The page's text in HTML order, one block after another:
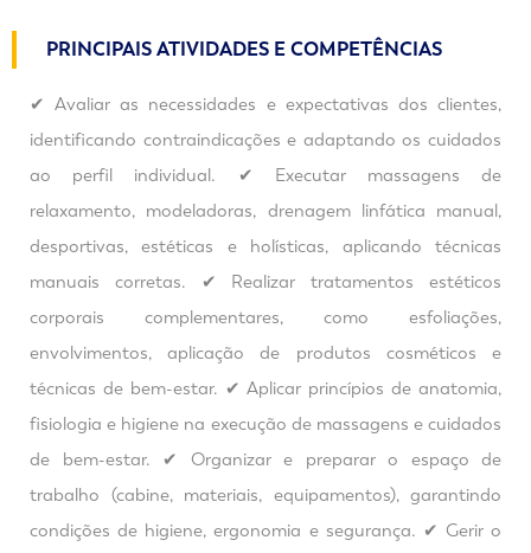
PRINCIPAIS ATIVIDADES E COMPETÊNCIAS
✔ Avaliar as necessidades e expectativas dos clientes,
identificando contraindicações e adaptando os cuidados
ao perfil individual. ✔ Executar massagens de
relaxamento, modeladoras, drenagem linfática manual,
desportivas, estéticas e holísticas, aplicando técnicas
manuais corretas. ✔ Realizar tratamentos estéticos
corporais complementares, como esfoliações,
envolvimentos, aplicação de produtos cosméticos e
técnicas de bem-estar. ✔ Aplicar princípios de anatomia,
fisiologia e higiene na execução de massagens e cuidados
de bem-estar. ✔ Organizar e preparar o espaço de
trabalho (cabine, materiais, equipamentos), garantindo
condições de higiene, ergonomia e segurança. ✔ Gerir o